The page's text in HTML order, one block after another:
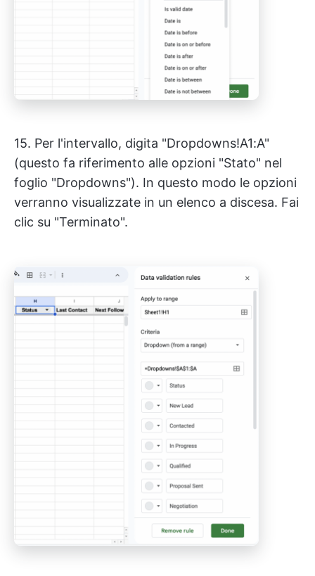
15. Per l'intervallo, digita "Dropdowns!A1:A"
(questo fa riferimento alle opzioni "Stato" nel
foglio "Dropdowns"). In questo modo le opzioni
verranno visualizzate in un elenco a discesa. Fai
clic su "Terminato".